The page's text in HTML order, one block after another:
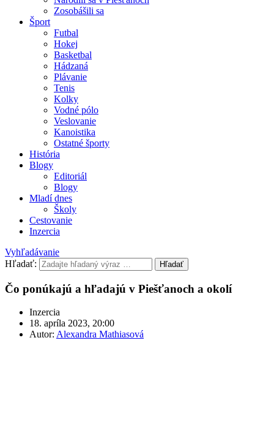
Zosobášili sa
Šport
Futbal
Hokej
Basketbal
Hádzaná
Plávanie
Tenis
Kolky
Vodné pólo
Veslovanie
Kanoistika
Ostatné športy
História
Blogy
Editoriál
Blogy
Mladí dnes
Školy
Cestovanie
Inzercia
Vyhľadávanie
Hľadať:
Hľadať
Čo ponúkajú a hľadajú v Piešťanoch a okolí
Inzercia
18. apríla 2023, 20:00
Autor: Alexandra Mathiasová